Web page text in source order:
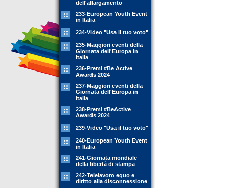
dell'allargamento
233-European Youth Event
in Italia
234-Video "Usa il tuo voto"
235-Maggiori eventi della
Giornata dell'Europa in
Italia
236-Premi #Be Active
Awards 2024
237-Maggiori eventi della
Giornata dell'Europa in
Italia
238-Premi #BeActive
Awards 2024
239-Video "Usa il tuo voto"
240-European Youth Event
in Italia
241-Giornata mondiale
della libertà di stampa
242-Telelavoro equo e
diritto alla disconnessione